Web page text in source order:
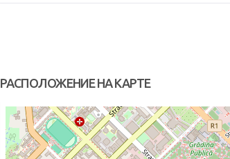
РАСПОЛОЖЕНИЕ НА КАРТЕ